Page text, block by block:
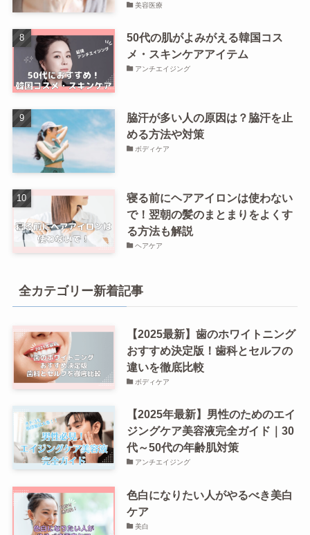
美容医療
50代の肌がよみがえる韓国コス
メ・スキンケアアイテム
アンチエイジング
脇汗が多い人の原因は？脇汗を止
める方法や対策
ボディケア
寝る前にヘアアイロンは使わない
で！翌朝の髪のまとまりをよくす
る方法も解説
ヘアケア
全カテゴリー新着記事
【2025最新】歯のホワイトニング
おすすめ決定版！歯科とセルフの
違いを徹底比較
ボディケア
【2025年最新】男性のためのエイ
ジングケア美容液完全ガイド｜30
代～50代の年齢肌対策
アンチエイジング
色白になりたい人がやるべき美白
ケア
美白